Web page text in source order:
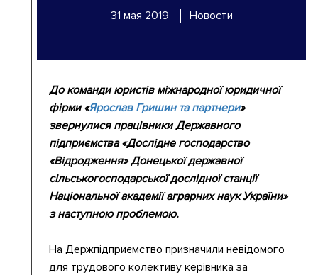
31 мая 2019 Новости
До команди юристів міжнародної юридичної
фірми «Ярослав Гришин та партнери»
звернулися працівники Державного
підприємства «Дослідне господарство
«Відродження» Донецької державної
сільськогосподарської дослідної станції
Національної академії аграрних наук України»
з наступною проблемою.
На Держпідприємство призначили невідомого
для трудового колективу керівника за